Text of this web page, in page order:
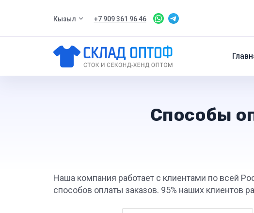
Кызыл +7 909 361 96 46
Способы
Наша компания работает с клиентами по всей
способов оплаты заказов. 95% наших клиентов